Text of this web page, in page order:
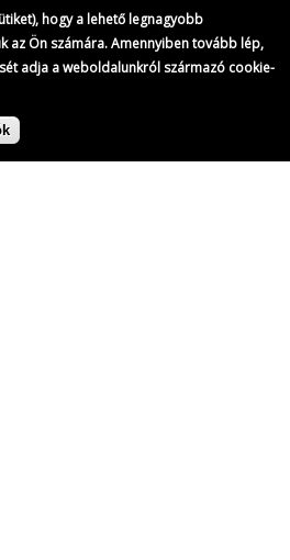
hogy a lehető legnagyobb
az Ön számára. Amennyiben tovább lép,
adja a weboldalunkról származó cookie-